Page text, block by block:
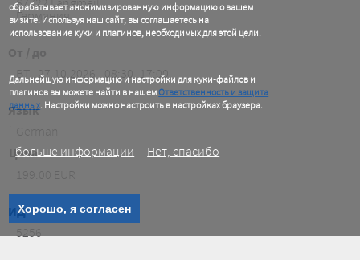
обрабатывает анонимизированную информацию о вашем
визите. Используя наш сайт, вы соглашаетесь на
использование куки и плагинов, необходимых для этой цели.
.
Дальнейшую информацию и настройки для куки-файлов и
плагинов вы можете найти в нашемОтветственность и защита
данных. Настройки можно настроить в настройках браузера.
больше информации
Нет, спасибо
Хорошо, я согласен
Германия
От / до
BT , 27.10.2026 - 08:30 -17:00
Язык
Цена
ИД
5256